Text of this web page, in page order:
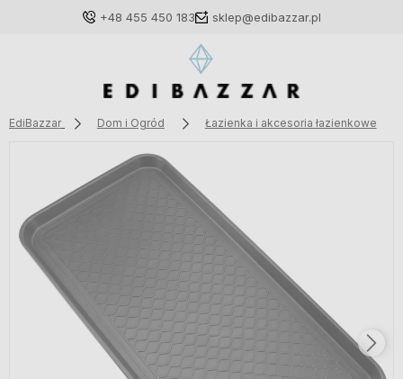
+48 455 450 183 sklep@edibazzar.pl
Zaloguj się
Załóż konto
Wybierz coś dla siebie z naszej aktualnej oferty lub
zaloguj się, aby przywrócić dodane produkty do listy
z poprzedniej sesji.
EdiBazzar Dom i Ogród Łazienka i akcesoria łazienkowe